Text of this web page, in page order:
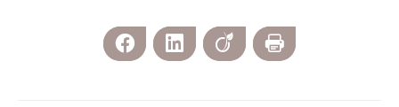
Facebook LinkedIn Viadeo